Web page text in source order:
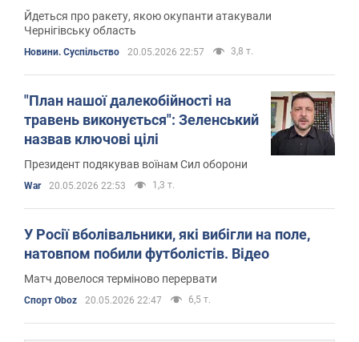
Йдеться про ракету, якою окупанти атакували
Чернігівську область
Новини. Суспільство 20.05.2026 22:57 3,8 т.
"План нашої далекобійності на
травень виконується": Зеленський
назвав ключові цілі
Президент подякував воїнам Сил оборони
War 20.05.2026 22:53 1,3 т.
У Росії вболівальники, які вибігли на поле,
натовпом побили футболістів. Відео
Матч довелося терміново перервати
Спорт Oboz 20.05.2026 22:47 6,5 т.